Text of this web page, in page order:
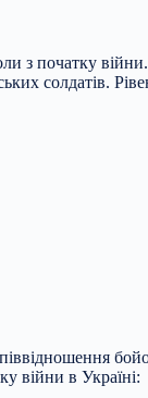
з початку
солдатів.
війни в Україні: